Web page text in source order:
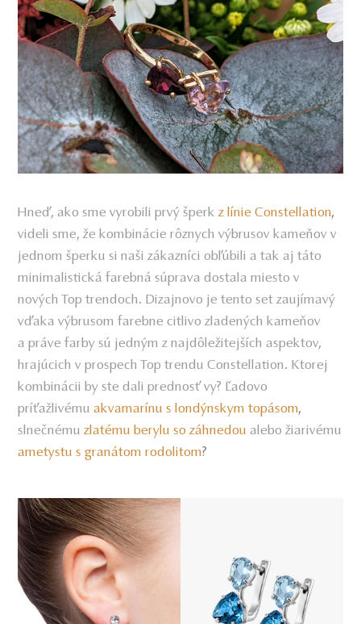
Hneď, ako sme vyrobili prvý šperk z línie Constellation,
videli sme, že kombinácie rôznych výbrusov kameňov v
jednom šperku si naši zákazníci obľúbili a tak aj táto
minimalistická farebná súprava dostala miesto v
nových Top trendoch. Dizajnovo je tento set zaujímavý
vďaka výbrusom farebne citlivo zladených kameňov
a práve farby sú jedným z najdôležitejších aspektov,
hrajúcich v prospech Top trendu Constellation. Ktorej
kombinácii by ste dali prednosť vy? Ľadovo
príťažlivému akvamarínu s londýnskym topásom,
slnečnémuzlatému berylu so záhnedou alebo žiarivému
ametystu s granátom rodolitom?